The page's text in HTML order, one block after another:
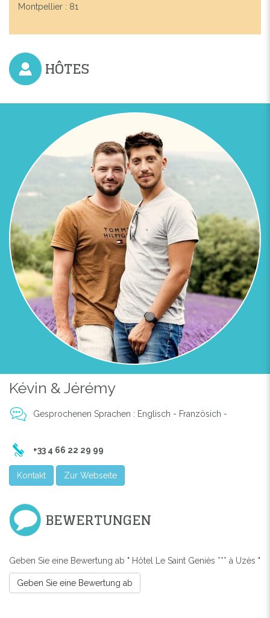
Previous Next
Montpellier : 81
HÔTES
Kévin & Jérémy
Gesprochenen Sprachen : Englisch - Französich -
+33 4 66 22 29 99
Kontakt Zur Webseite
BEWERTUNGEN
Geben Sie eine Bewertung ab " Hôtel Le Saint Geniès *** à Uzès "
Geben Sie eine Bewertung ab